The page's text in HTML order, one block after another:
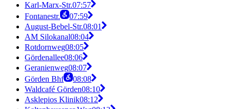
Karl-Marx-Str.07:57
Fontanestr.
07:59
August-Bebel-Str.08:01
AM Silokanal08:04
Rotdornweg08:05
Gördenallee08:06
Geranienweg08:07
Görden Bhf
08:08
Waldcafé Görden08:10
Asklepios Klinik08:12